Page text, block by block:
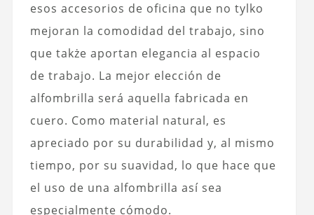
esos accesorios de oficina que no tylko
mejoran la comodidad del trabajo, sino
que także aportan elegancia al espacio
de trabajo. La mejor elección de
alfombrilla será aquella fabricada en
cuero. Como material natural, es
apreciado por su durabilidad y, al mismo
tiempo, por su suavidad, lo que hace que
el uso de una alfombrilla así sea
especialmente cómodo.